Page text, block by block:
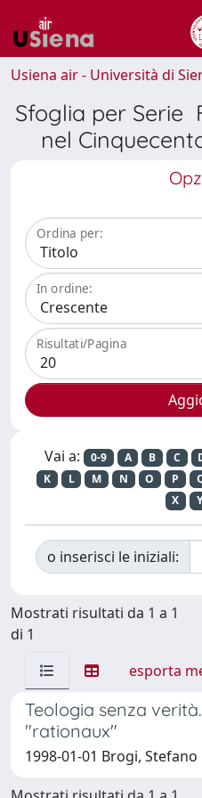
Usiena air - Università di
Sfoglia per Serie
nel
Ordina per:
In ordine:
Risultati/Pagina
Vai a: 0-9 A B C
K
L M N O P
X
Y
o inserisci le iniziali:
Mostrati risultati da 1 a 1
di 1
esporta
Teologia senza
"rationaux"
1998-01-01 Brogi, Stefano